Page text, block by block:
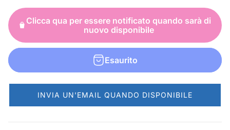
z
z
o
n
o
r
m
Clicca qua per essere notificato quando sarà di
nuovo disponibile
Esaurito
INVIA UN'EMAIL QUANDO DISPONIBILE